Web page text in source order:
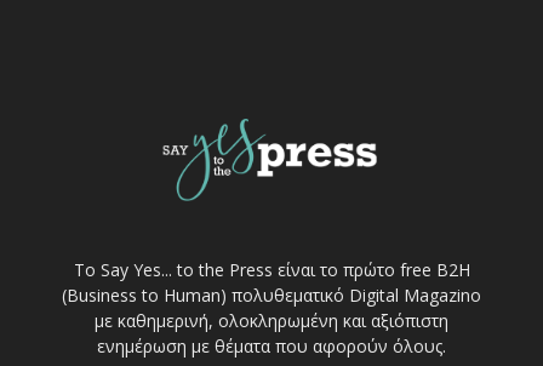
Το Say Yes... to the Press είναι το πρώτο free Β2Η
(Business to Human) πολυθεματικό Digital Magazino
με καθημερινή, ολοκληρωμένη και αξιόπιστη
ενημέρωση με θέματα που αφορούν όλους.